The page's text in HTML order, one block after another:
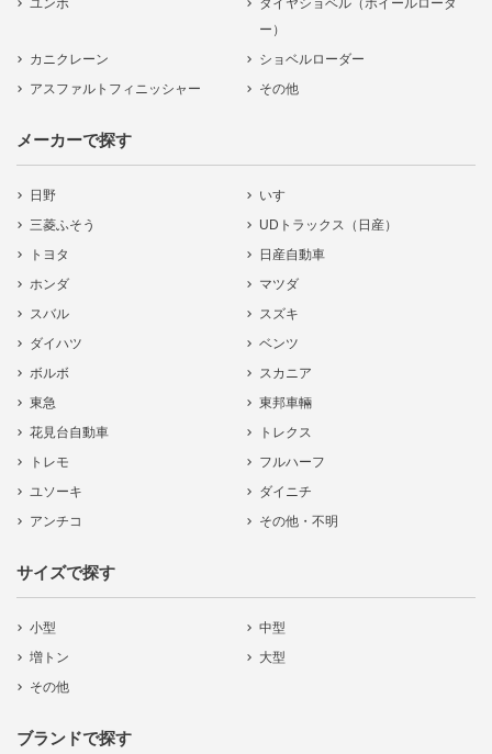
ユンボ
タイヤショベル（ホイールローダ
ー）
カニクレーン
ショベルローダー
アスファルトフィニッシャー
その他
メーカーで探す
日野
いすゞ
三菱ふそう
UDトラックス（日産）
トヨタ
日産自動車
ホンダ
マツダ
スバル
スズキ
ダイハツ
ベンツ
ボルボ
スカニア
東急
東邦車輛
花見台自動車
トレクス
トレモ
フルハーフ
ユソーキ
ダイニチ
アンチコ
その他・不明
サイズで探す
小型
中型
増トン
大型
その他
ブランドで探す